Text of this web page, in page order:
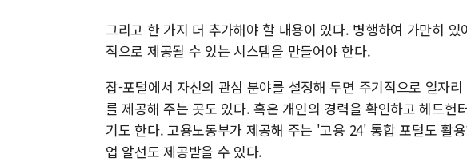
그리고 한 가지 더 추가해야 할 내용이 있다. 병행하여 가만히
적으로 제공될 수 있는 시스템을 만들어야 한다.
잡-포털에서 자신의 관심 분야를 설정해 두면 주기적으로 일자
를 제공해 주는 곳도 있다. 혹은 개인의 경력을 확인하고 헤드헌
기도 한다. 고용노동부가 제공해 주는 '고용 24' 통합 포털도 활
업 알선도 제공받을 수 있다.